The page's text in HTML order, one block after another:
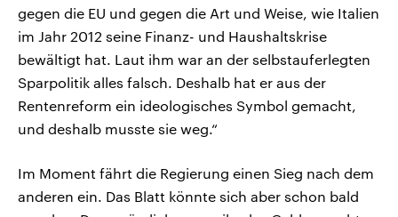
gegen die EU und gegen die Art und Weise, wie Italien
im Jahr 2012 seine Finanz- und Haushaltskrise
bewältigt hat. Laut ihm war an der selbstauferlegten
Sparpolitik alles falsch. Deshalb hat er aus der
Rentenreform ein ideologisches Symbol gemacht,
und deshalb musste sie weg.“
Im Moment fährt die Regierung einen Sieg nach dem
anderen ein. Das Blatt könnte sich aber schon bald